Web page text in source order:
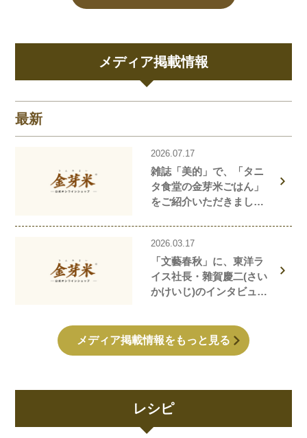
レシピ
メディア掲載情報
最新
2026.07.17
雑誌「美的」で、「タニ
タ食堂の金芽米ごはん」
をご紹介いただきまし
2026.03.17
「文藝春秋」に、東洋ラ
イス社長・雜賀慶二(さい
かけいじ)のインタビュー
メディア掲載情報をもっと見る